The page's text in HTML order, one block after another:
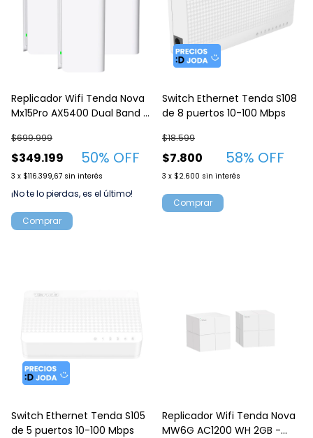
Replicador Wifi Tenda Nova
Mx15Pro AX5400 Dual Band -
$349.199
$699.999
50% OFF
3 x $116.399,67 sin interés
¡No te lo pierdas, es el último!
Switch Ethernet Tenda S108
de 8 puertos 10-100 Mbps
$7.800
$18.599
58% OFF
3 x $2.600 sin interés
Switch Ethernet Tenda S105
de 5 puertos 10-100 Mbps
Replicador Wifi Tenda Nova
MW6G AC1200 WH 2GB -